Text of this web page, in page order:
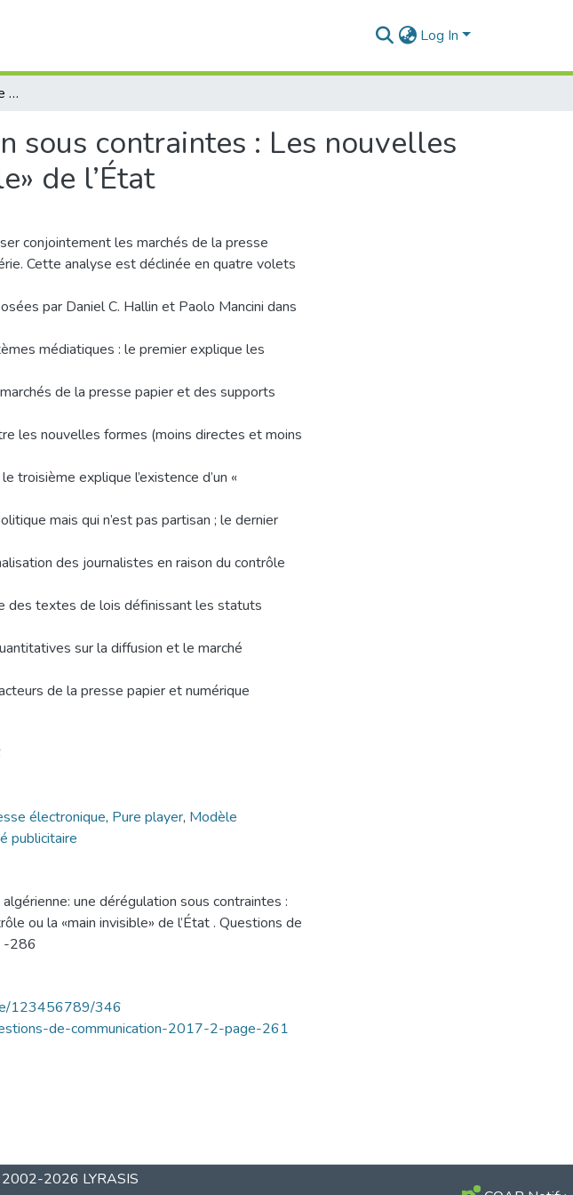
Log In
‪ La presse algérienne: une dérégulation sous contraintes ‪: Les nouvelles formes de contrôle ou la «main invisible» de l’État
sous contraintes ‪: Les nouvelles
de l’État
conjointement les marchés de la presse
Cette analyse est déclinée en quatre volets
par Daniel C. Hallin et Paolo Mancini dans
médiatiques : le premier explique les
de la presse papier et des supports
les nouvelles formes (moins directes et moins
troisième explique l’existence d’un «
mais qui n’est pas partisan ; le dernier
des journalistes en raison du contrôle
des textes de lois définissant les statuts
sur la diffusion et le marché
de la presse papier et numérique
électronique, Pure player, Modèle
publicitaire
une dérégulation sous contraintes ‪:
ou la «main invisible» de l’État . Questions de
-286
123456789/346
de-communication-2017-2-page-261
2026 LYRASIS